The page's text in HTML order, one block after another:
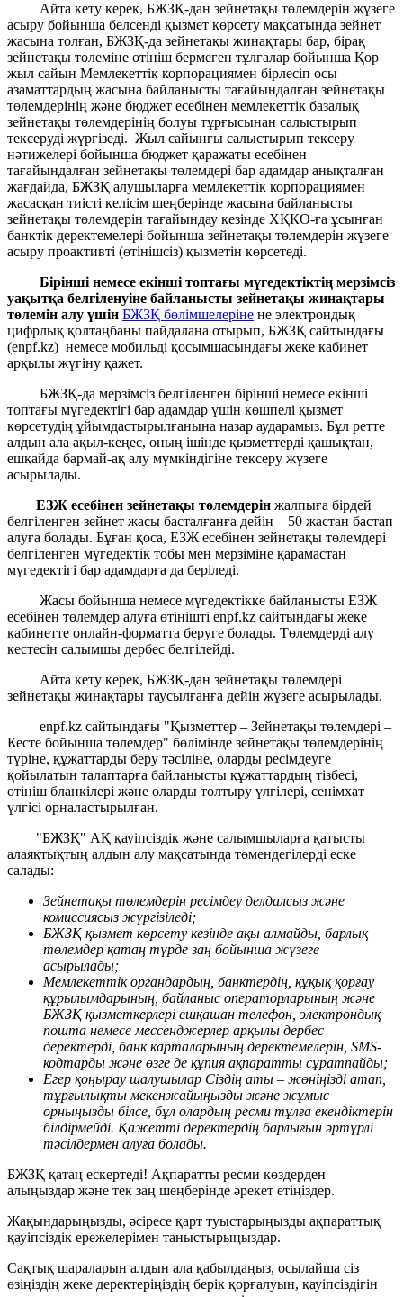
Айта кету керек, БЖЗҚ-дан зейнетақы төлемдерін жүзеге
асыру бойынша белсенді қызмет көрсету мақсатында зейнет
жасына толған, БЖЗҚ-да зейнетақы жинақтары бар, бірақ
зейнетақы төлеміне өтініш бермеген тұлғалар бойынша Қор
жыл сайын Мемлекеттік корпорациямен бірлесіп осы
азаматтардың жасына байланысты тағайындалған зейнетақы
төлемдерінің және бюджет есебінен мемлекеттік базалық
зейнетақы төлемдерінің болуы тұрғысынан салыстырып
тексеруді жүргізеді. Жыл сайынғы салыстырып тексеру
нәтижелері бойынша бюджет қаражаты есебінен
тағайындалған зейнетақы төлемдері бар адамдар анықталған
жағдайда, БЖЗҚ алушыларға мемлекеттік корпорациямен
жасасқан тиісті келісім шеңберінде жасына байланысты
зейнетақы төлемдерін тағайындау кезінде ХҚКО-ға ұсынған
банктік деректемелері бойынша зейнетақы төлемдерін жүзеге
асыру проактивті (өтінішсіз) қызметін көрсетеді.
Бірінші немесе екінші топтағы мүгедектіктің мерзімсіз
уақытқа белгіленуіне байланысты зейнетақы жинақтары
төлемін алу үшін БЖЗҚ бөлімшелеріне не электрондық
цифрлық қолтаңбаны пайдалана отырып, БЖЗҚ сайтындағы
(enpf.kz) немесе мобильді қосымшасындағы жеке кабинет
арқылы жүгіну қажет.
БЖЗҚ-да мерзімсіз белгіленген бірінші немесе екінші
топтағы мүгедектігі бар адамдар үшін көшпелі қызмет
көрсетудің ұйымдастырылғанына назар аударамыз. Бұл ретте
алдын ала ақыл-кеңес, оның ішінде қызметтерді қашықтан,
ешқайда бармай-ақ алу мүмкіндігіне тексеру жүзеге
асырылады.
ЕЗЖ есебінен зейнетақы төлемдерін жалпыға бірдей
белгіленген зейнет жасы басталғанға дейін – 50 жастан бастап
алуға болады. Бұған қоса, ЕЗЖ есебінен зейнетақы төлемдері
белгіленген мүгедектік тобы мен мерзіміне қарамастан
мүгедектігі бар адамдарға да беріледі.
Жасы бойынша немесе мүгедектікке байланысты ЕЗЖ
есебінен төлемдер алуға өтінішті enpf.kz сайтындағы жеке
кабинетте онлайн-форматта беруге болады. Төлемдерді алу
кестесін салымшы дербес белгілейді.
Айта кету керек, БЖЗҚ-дан зейнетақы төлемдері
зейнетақы жинақтары таусылғанға дейін жүзеге асырылады.
enpf.kz сайтындағы "Қызметтер – Зейнетақы төлемдері –
Кесте бойынша төлемдер" бөлімінде зейнетақы төлемдерінің
түріне, құжаттарды беру тәсіліне, оларды ресімдеуге
қойылатын талаптарға байланысты құжаттардың тізбесі,
өтініш бланкілері және оларды толтыру үлгілері, сенімхат
үлгісі орналастырылған.
"БЖЗҚ" АҚ қауіпсіздік және салымшыларға қатысты
алаяқтықтың алдын алу мақсатында төмендегілерді еске
салады:
Зейнетақы төлемдерін ресімдеу делдалсыз және
комиссиясыз жүргізіледі;
БЖЗҚ қызмет көрсету кезінде ақы алмайды, барлық
төлемдер қатаң түрде заң бойынша жүзеге
асырылады;
Мемлекеттік органдардың, банктердің, құқық қорғау
құрылымдарының, байланыс операторларының және
БЖЗҚ қызметкерлері ешқашан телефон, электрондық
пошта немесе мессенджерлер арқылы дербес
деректерді, банк карталарының деректемелерін, SMS-
кодтарды және өзге де құпия ақпаратты сұратпайды;
Егер қоңырау шалушылар Сіздің аты – жөніңізді атап,
тұрғылықты мекенжайыңызды және жұмыс
орныңызды білсе, бұл олардың ресми тұлға екендіктерін
білдірмейді. Қажетті деректердің барлығын әртүрлі
тәсілдермен алуға болады.
БЖЗҚ қатаң ескертеді! Ақпаратты ресми көздерден
алыңыздар және тек заң шеңберінде әрекет етіңіздер.
Жақындарыңызды, әсіресе қарт туыстарыңызды ақпараттық
қауіпсіздік ережелерімен таныстырыңыздар.
Сақтық шараларын алдын ала қабылдаңыз, осылайша сіз
өзіңіздің жеке деректеріңіздің берік қорғалуын, қауіпсіздігін